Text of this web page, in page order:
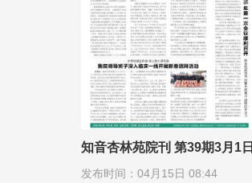
知音杏林苑院刊 第39期3月1日
发布时间：04月15日 08:44